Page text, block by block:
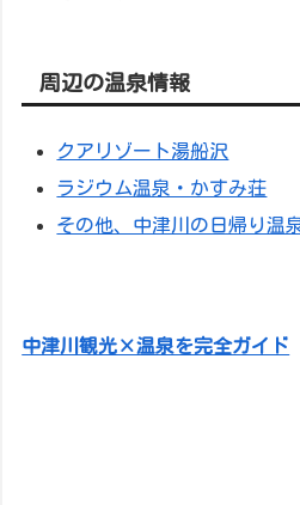
周辺の温泉情報
クアリゾート湯船沢
ラジウム温泉・かすみ荘
その他、中津川の日帰り温
中津川観光×温泉を完全ガイド